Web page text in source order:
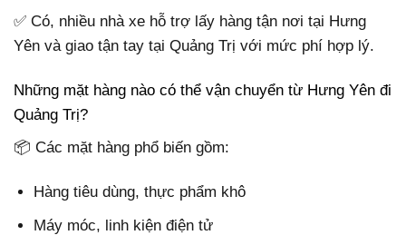
✅ Có, nhiều nhà xe hỗ trợ lấy hàng tận nơi tại Hưng
Yên và giao tận tay tại Quảng Trị với mức phí hợp lý.
Những mặt hàng nào có thể vận chuyển từ Hưng Yên đi
Quảng Trị?
📦 Các mặt hàng phổ biến gồm:
Hàng tiêu dùng, thực phẩm khô
Máy móc, linh kiện điện tử